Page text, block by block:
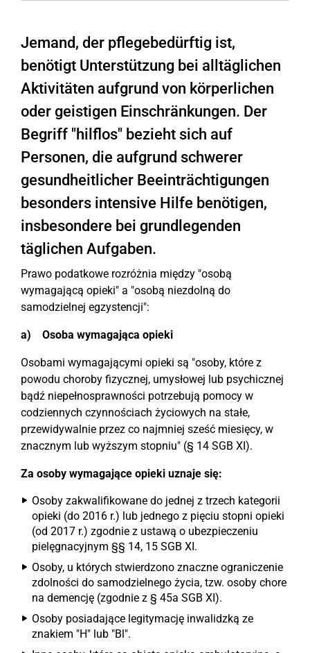
Jemand, der pflegebedürftig ist,
benötigt Unterstützung bei alltäglichen
Aktivitäten aufgrund von körperlichen
oder geistigen Einschränkungen. Der
Begriff "hilflos" bezieht sich auf
Personen, die aufgrund schwerer
gesundheitlicher Beeinträchtigungen
besonders intensive Hilfe benötigen,
insbesondere bei grundlegenden
täglichen Aufgaben.
Prawo podatkowe rozróżnia między "osobą
wymagającą opieki" a "osobą niezdolną do
samodzielnej egzystencji":
a) Osoba wymagająca opieki
Osobami wymagającymi opieki są "osoby, które z
powodu choroby fizycznej, umysłowej lub psychicznej
bądź niepełnosprawności potrzebują pomocy w
codziennych czynnościach życiowych na stałe,
przewidywalnie przez co najmniej sześć miesięcy, w
znacznym lub wyższym stopniu" (§ 14 SGB XI).
Za osoby wymagające opieki uznaje się:
Osoby zakwalifikowane do jednej z trzech kategorii
opieki (do 2016 r.) lub jednego z pięciu stopni opieki
(od 2017 r.) zgodnie z ustawą o ubezpieczeniu
pielęgnacyjnym §§ 14, 15 SGB XI.
Osoby, u których stwierdzono znaczne ograniczenie
zdolności do samodzielnego życia, tzw. osoby chore
na demencję (zgodnie z § 45a SGB XI).
Osoby posiadające legitymację inwalidzką ze
znakiem "H" lub "Bl".